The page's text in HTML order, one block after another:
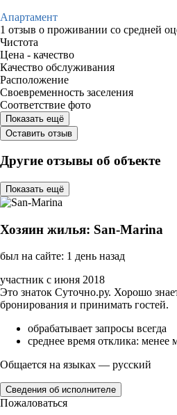
Апартамент
1 отзыв о проживании со средней
Чистота
Цена - качество
Качество обслуживания
Расположение
Своевременность заселения
Соответствие фото
Показать ещё
Оставить отзыв
Другие отзывы об объекте
Показать ещё
Хозяин жилья: San-Marina
был на сайте: 1 день назад
участник с июня 2018
Это знаток Суточно.ру. Хорошо
бронирования и принимать гостей.
обрабатывает запросы всегда
среднее время отклика: менее
Общается на языках — русский
Сведения об исполнителе
Пожаловаться